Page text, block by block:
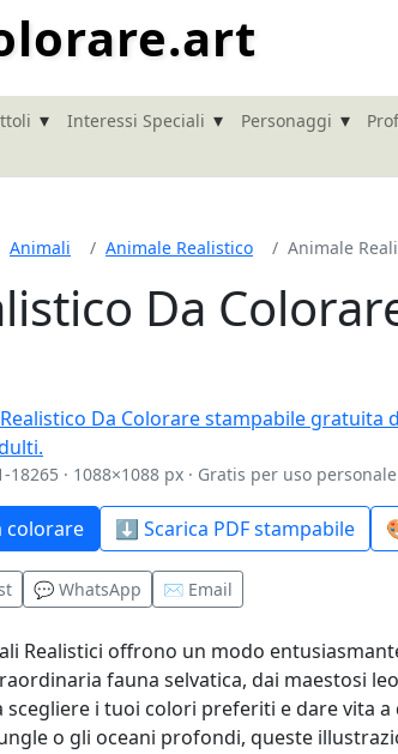
▾ Interessi Speciali ▾ Personaggi ▾
Animali Animale Realistico Animale
Da
· 1088×1088 px · Gratis per uso personale
colorare ⬇️ Scarica PDF stampabile
💬 WhatsApp ✉️ Email
Realistici offrono un modo
fauna selvatica, dai maestosi
i tuoi colori preferiti e dare vita
o gli oceani profondi, queste